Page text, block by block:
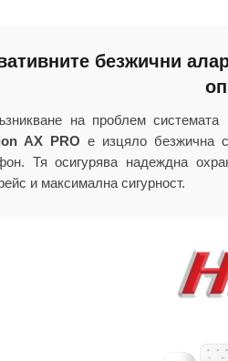
безжични
на проблем системата
AX PRO е изцяло безжична
Тя осигурява надеждна
и максимална сигурност.